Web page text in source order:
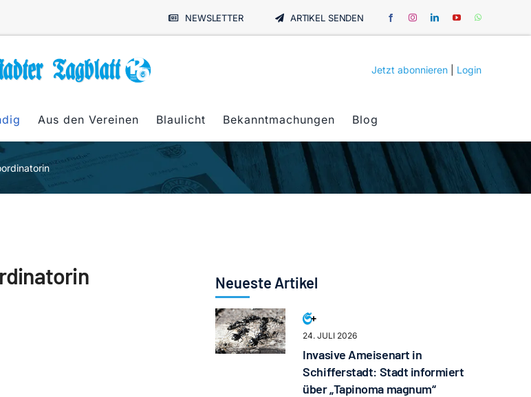
NEWSLETTER ARTIKEL SENDEN
Jetzt abonnieren Login
Aus den Vereinen Blaulicht Bekanntmachungen Blog
Neueste Artikel
24. JULI 2026
Invasive Ameisenart in
Schifferstadt: Stadt informiert
über „Tapinoma magnum“